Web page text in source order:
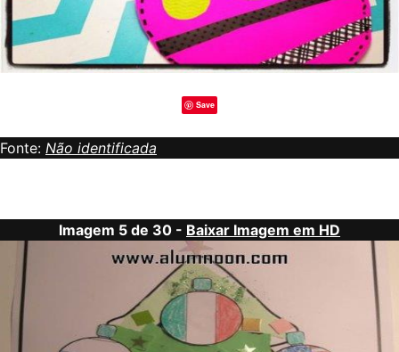
Save
Fonte: Não identificada
Imagem 5 de 30 - Baixar Imagem em HD